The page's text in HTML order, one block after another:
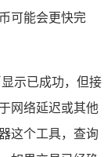
可能会更快完
示已成功，但接
网络延迟或其他
这个工具，查询